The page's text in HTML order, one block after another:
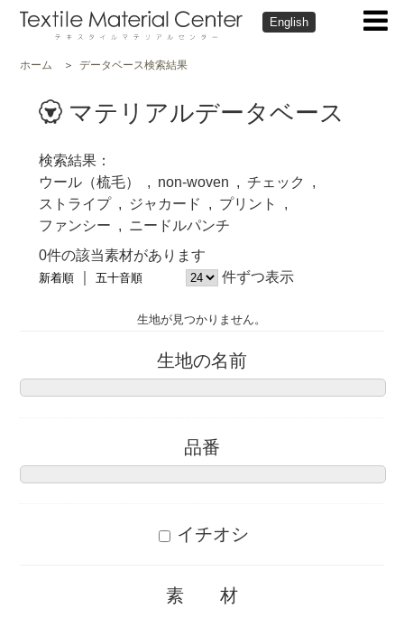
English
ホーム データベース検索結果
マテリアルデータベース
検索結果
ウール（梳毛）
non-woven
チェック
ストライプ
ジャカード
プリント
ファンシー
ニードルパンチ
0件の該当素材があります
新着順 五十音順 件ずつ表示
生地が見つかりません。
生地の名前
品番
イチオシ
素材